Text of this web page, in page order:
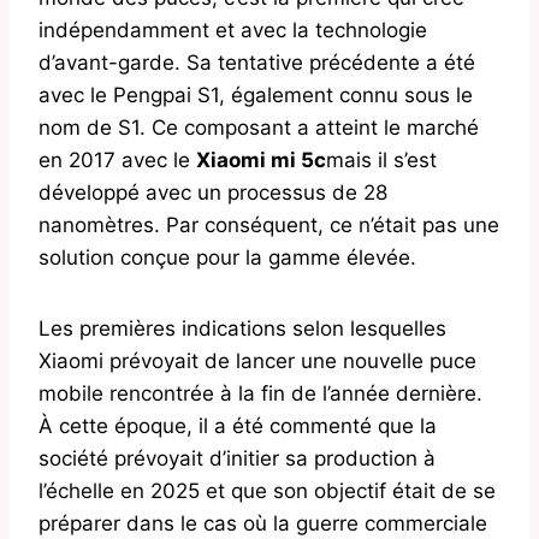
indépendamment et avec la technologie
d’avant-garde. Sa tentative précédente a été
avec le Pengpai S1, également connu sous le
nom de S1. Ce composant a atteint le marché
en 2017 avec le Xiaomi mi 5cmais il s’est
développé avec un processus de 28
nanomètres. Par conséquent, ce n’était pas une
solution conçue pour la gamme élevée.
Les premières indications selon lesquelles
Xiaomi prévoyait de lancer une nouvelle puce
mobile rencontrée à la fin de l’année dernière.
À cette époque, il a été commenté que la
société prévoyait d’initier sa production à
l’échelle en 2025 et que son objectif était de se
préparer dans le cas où la guerre commerciale